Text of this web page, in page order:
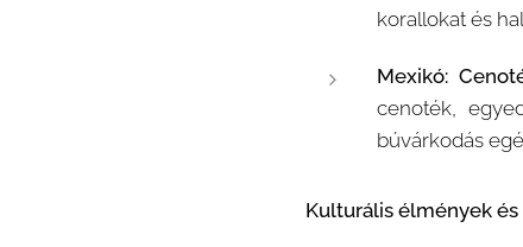
korallokat és
Mexikó:
cenoték,
búvárkodás
Kulturális élmények